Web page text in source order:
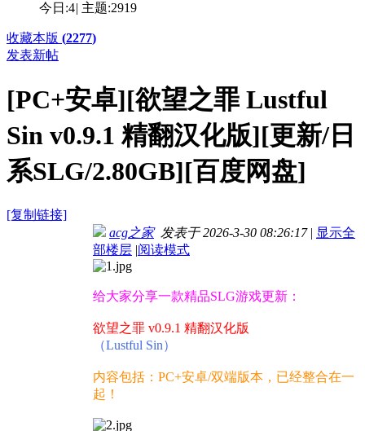
今日:4| 主题:2919
收藏本版 (2277)
发表新帖
[PC+安卓][欲望之罪 Lustful
Sin v0.9.1 精翻汉化版][更新/日
系SLG/2.80GB][百度网盘]
[复制链接]
acg之家发表于 2026-3-30 08:26:17 | 显示全
部楼层 |阅读模式
给大家分享一款精品SLG游戏更新：
欲望之罪 v0.9.1 精翻汉化版
（Lustful Sin）
内容包括：PC+安卓/双端版本，已经整合在一
起！